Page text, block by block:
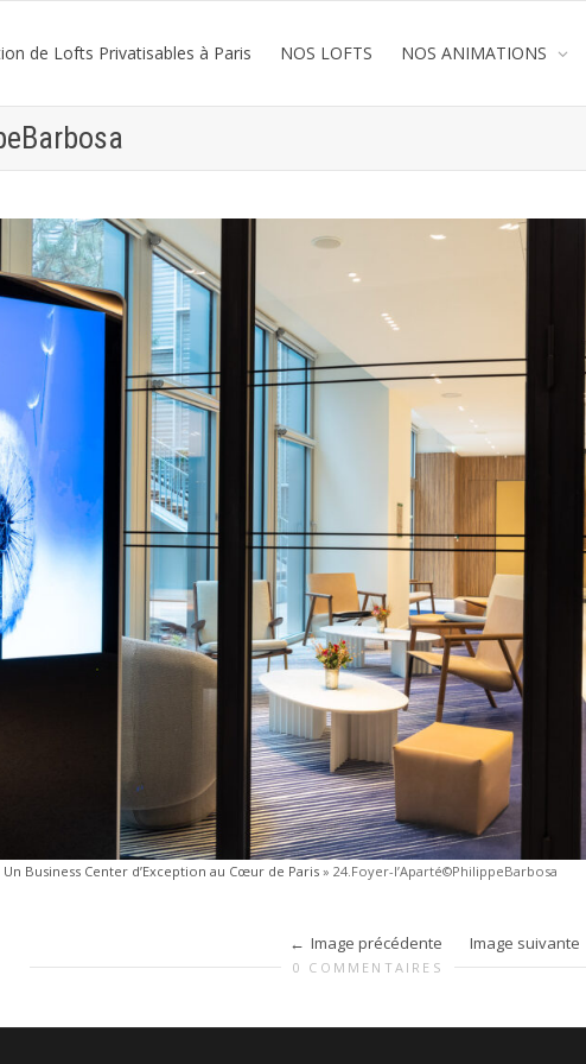
de Lofts Privatisables à Paris NOS LOFTS NOS ANIMATIONS
Un Business Center d’Exception au Cœur de Paris » 24.Foyer-l’Aparté©PhilippeBarbosa
Image précédente Image suivante
0 COMMENTAIRES